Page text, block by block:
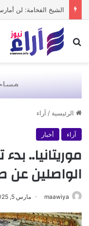
بحث عن
الرئيسية / آراء
آراء أخبار
موريتانيا..
الواصلين عن
maawiya مارس 5, 2025